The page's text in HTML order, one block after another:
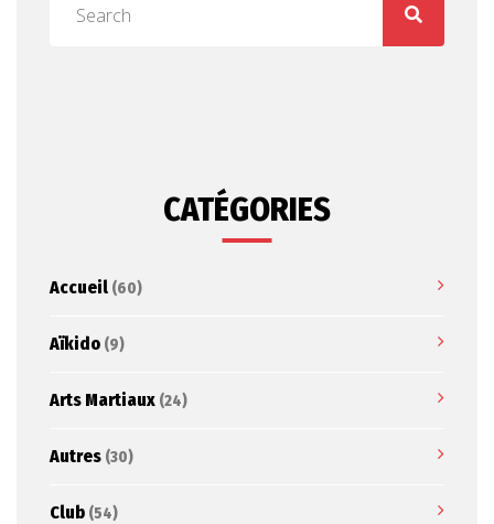
CATÉGORIES
Accueil (60)
Aïkido (9)
Arts Martiaux (24)
Autres (30)
Club (54)